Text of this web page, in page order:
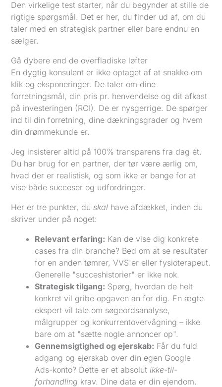
Den virkelige test starter, når du begynder at stille de
rigtige spørgsmål. Det er her, du finder ud af, om du
taler med en strategisk partner eller bare endnu en
sælger.
Gå dybere end de overfladiske løfter
En dygtig konsulent er ikke optaget af at snakke om
klik og eksponeringer. De taler om dine
forretningsmål, din pris pr. henvendelse og dit afkast
på investeringen (ROI). De er nysgerrige. De spørger
ind til din forretning, dine dækningsgrader og hvem
din drømmekunde er.
Jeg insisterer altid på 100% transparens fra dag ét.
Du har brug for en partner, der tør være ærlig om,
hvad der er realistisk, og som ikke er bange for at
vise både succeser og udfordringer.
Her er tre punkter, duskal have afdækket, inden du
skriver under på noget:
Relevant erfaring: Kan de vise dig konkrete
cases fra din branche? Bed om at se resultater
for en anden tømrer, VVS'er eller fysioterapeut.
Generelle "succeshistorier" er ikke nok.
Strategisk tilgang: Spørg, hvordan de helt
konkret vil gribe opgaven an for dig. En ægte
ekspert vil tale om søgeordsanalyse,
målgrupper og konkurrentovervågning – ikke
bare om at "sætte nogle annoncer op".
Gennemsigtighed og ejerskab: Får du fuld
adgang og ejerskab over din egen Google
Ads-konto? Dette er et absolut ikke-til-
forhandling krav. Dine data er din ejendom.